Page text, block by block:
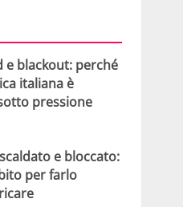
e blackout: perché
italiana è
pressione
e bloccato:
per farlo